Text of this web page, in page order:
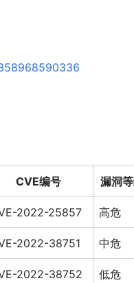
CVE编号 漏洞
2022-25857 高危
2022-38751 中危
2022-38752 低危